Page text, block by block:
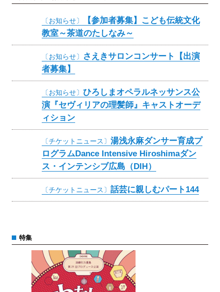
〔お知らせ〕
【参加者募集】こども伝統文化
教室～茶道のたしなみ～
〔お知らせ〕 さえきサロンコンサート【出演
者募集】
〔お知らせ〕ひろしまオペラルネッサンス公
演『セヴィリアの理髪師』キャストオーデ
ィション
〔チケットニュース〕湯浅永麻ダンサー育成プ
ログラムDance Intensive Hiroshimaダン
ス・インテンシブ広島（DIH）
〔チケットニュース〕話芸に親しむパート144
特集